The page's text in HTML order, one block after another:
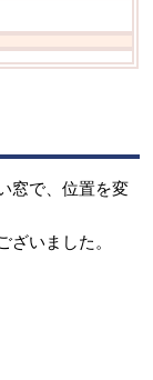
窓で、位置を変
ざいました。